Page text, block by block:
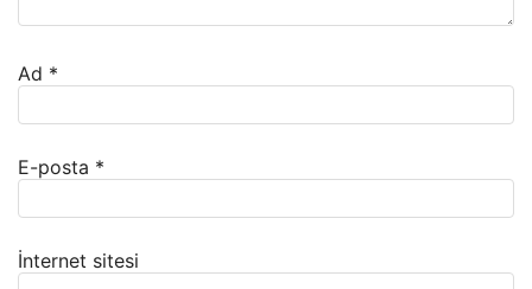
Ad *
E-posta *
İnternet sitesi